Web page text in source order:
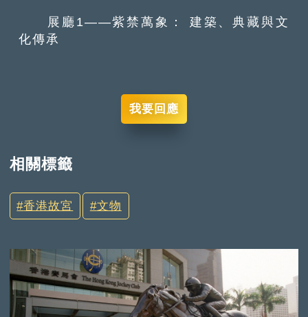
展廳1——紫禁萬象： 建築、典藏與文
化傳承
我要回應
相關標籤
香港故宮 文物